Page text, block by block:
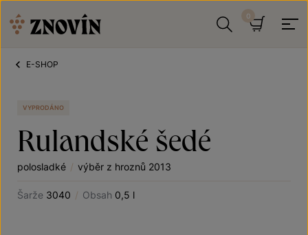
E-SHOP
VYPRODÁNO
Rulandské šedé
polosladké / výběr z hroznů 2013
Šarže 3040 / Obsah 0,5 l